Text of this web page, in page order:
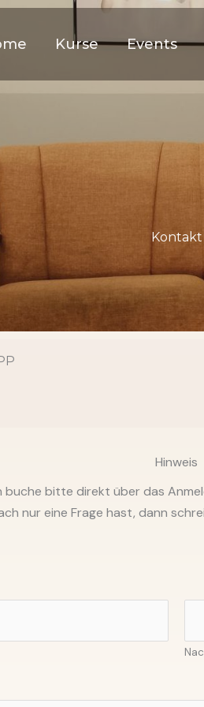
Kurse Events
Kontakt
Hinweis
bitte direkt über das
nur eine Frage hast, dann